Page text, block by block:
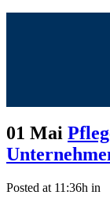
01 Mai
Posted at 11:36h in